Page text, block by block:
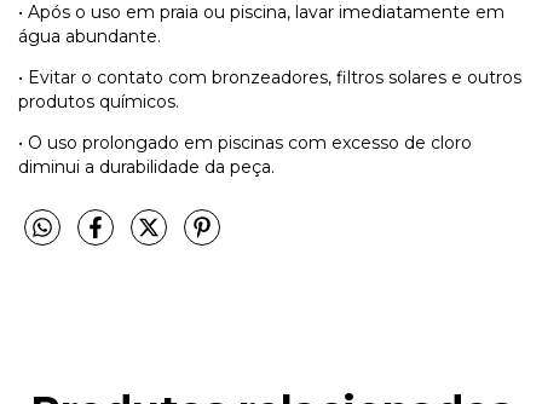
• Após o uso em praia ou piscina, lavar imediatamente em
água abundante.
• Evitar o contato com bronzeadores, filtros solares e outros
produtos químicos.
• O uso prolongado em piscinas com excesso de cloro
diminui a durabilidade da peça.